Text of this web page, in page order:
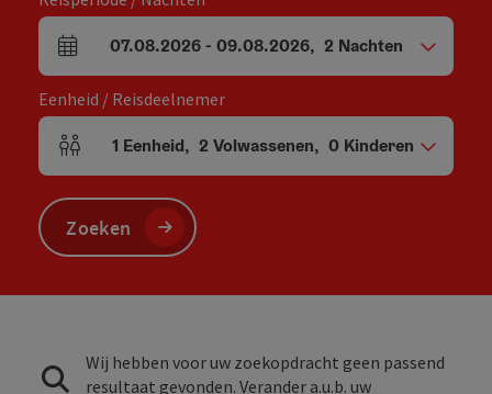
Velden voor aankomst en vertrek
07.08.2026- 09.08.2026, 2 Nachten
Eenheid / Reisdeelnemer
Aantal eenheden en persoonsvelden
1 Eenheid, 2 Volwassenen, 0 Kinderen
Zoeken
Wij hebben voor uw zoekopdracht geen passend
resultaat gevonden. Verander a.u.b. uw